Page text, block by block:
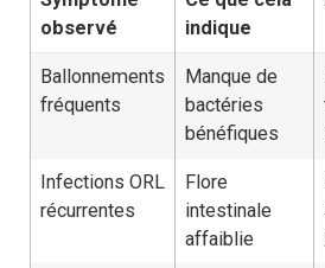
observé
indique
Ballonnements
fréquents
Manque de
bactéries
bénéfiques
Infections ORL
récurrentes
Flore
intestinale
affaiblie